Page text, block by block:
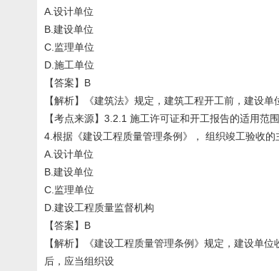
A.设计单位
B.建设单位
C.监理单位
D.施工单位
【答案】B
【解析】《建筑法》规定，建筑工程开工前，建设单
【考点来源】3.2.1 施工许可证和开工报告的适用范
4.根据《建设工程质量管理条例》， 组织竣工验收的
A.设计单位
B.建设单位
C.监理单位
D.建设工程质量监督机构
【答案】B
【解析】《建设工程质量管理条例》规定，建设单
后，应当组织设